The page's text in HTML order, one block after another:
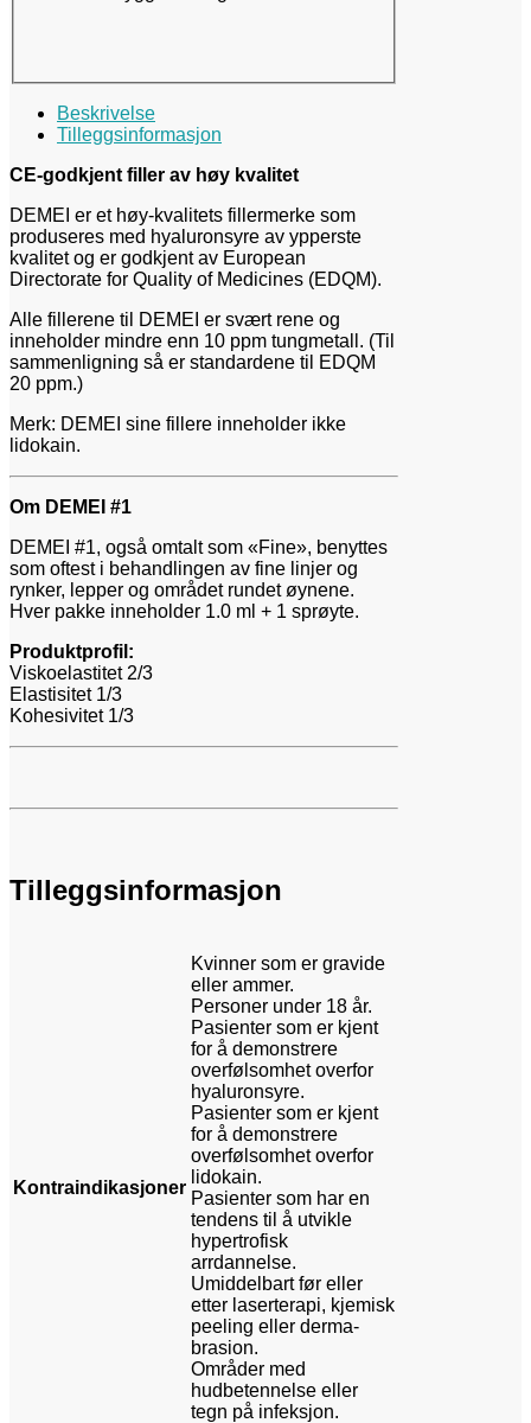
Beskrivelse
Tilleggsinformasjon
CE-godkjent filler av høy kvalitet
DEMEI er et høy-kvalitets fillermerke som
produseres med hyaluronsyre av ypperste
kvalitet og er godkjent av European
Directorate for Quality of Medicines (EDQM).
Alle fillerene til DEMEI er svært rene og
inneholder mindre enn 10 ppm tungmetall. (Til
sammenligning så er standardene til EDQM
20 ppm.)
Merk: DEMEI sine fillere inneholder ikke
lidokain.
Om DEMEI #1
DEMEI #1, også omtalt som «Fine», benyttes
som oftest i behandlingen av fine linjer og
rynker, lepper og området rundet øynene.
Hver pakke inneholder 1.0 ml + 1 sprøyte.
Produktprofil:
Viskoelastitet 2/3
Elastisitet 1/3
Kohesivitet 1/3
Tilleggsinformasjon
Kontraindikasjoner
Kvinner som er gravide
eller ammer.
Personer under 18 år.
Pasienter som er kjent
for å demonstrere
overfølsomhet overfor
hyaluronsyre.
Pasienter som er kjent
for å demonstrere
overfølsomhet overfor
lidokain.
Pasienter som har en
tendens til å utvikle
hypertrofisk
arrdannelse.
Umiddelbart før eller
etter laserterapi, kjemisk
peeling eller derma-
brasion.
Områder med
hudbetennelse eller
tegn på infeksjon.